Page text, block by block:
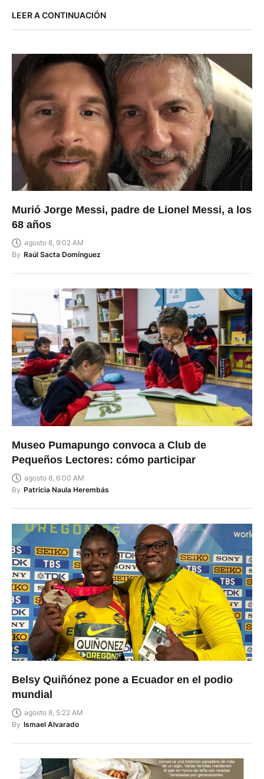
LEER A CONTINUACIÓN
Murió Jorge Messi, padre de Lionel Messi, a los
68 años
agosto 8, 9:02 AM
By Raúl Sacta Domínguez
Museo Pumapungo convoca a Club de
Pequeños Lectores: cómo participar
agosto 8, 6:00 AM
By Patricia Naula Herembás
Belsy Quiñónez pone a Ecuador en el podio
mundial
agosto 8, 5:22 AM
By Ismael Alvarado